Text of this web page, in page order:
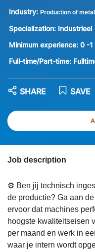
Industry: Production of
Specialization: Industrieel
Minimum experience: 0 -1
Full-time/Part-time:
SAVE
SHARE
Job description
⚙️ Ben jij technisch
de productie? Ga aan
ervoor dat machines
hoogste kwaliteitseisen
per maand en werk in
waar je intern wordt